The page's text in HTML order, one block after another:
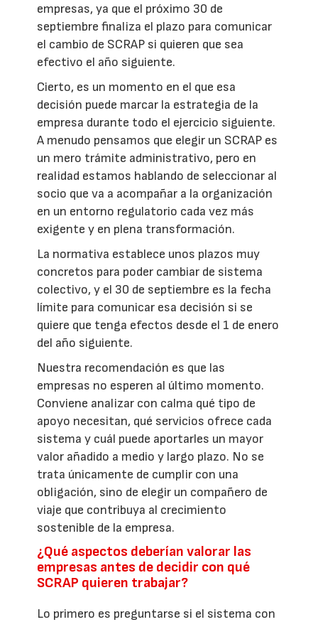
empresas, ya que el próximo 30 de
septiembre finaliza el plazo para comunicar
el cambio de SCRAP si quieren que sea
efectivo el año siguiente.
Cierto, es un momento en el que esa
decisión puede marcar la estrategia de la
empresa durante todo el ejercicio siguiente.
A menudo pensamos que elegir un SCRAP es
un mero trámite administrativo, pero en
realidad estamos hablando de seleccionar al
socio que va a acompañar a la organización
en un entorno regulatorio cada vez más
exigente y en plena transformación.
La normativa establece unos plazos muy
concretos para poder cambiar de sistema
colectivo, y el 30 de septiembre es la fecha
límite para comunicar esa decisión si se
quiere que tenga efectos desde el 1 de enero
del año siguiente.
Nuestra recomendación es que las
empresas no esperen al último momento.
Conviene analizar con calma qué tipo de
apoyo necesitan, qué servicios ofrece cada
sistema y cuál puede aportarles un mayor
valor añadido a medio y largo plazo. No se
trata únicamente de cumplir con una
obligación, sino de elegir un compañero de
viaje que contribuya al crecimiento
sostenible de la empresa.
¿Qué aspectos deberían valorar las
empresas antes de decidir con qué
SCRAP quieren trabajar?
Lo primero es preguntarse si el sistema con